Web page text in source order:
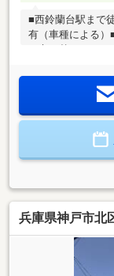
■西鈴蘭台駅まで
有（車種による
920 m小学校 ：北
940 mその他 ：
兵庫県神戸市北